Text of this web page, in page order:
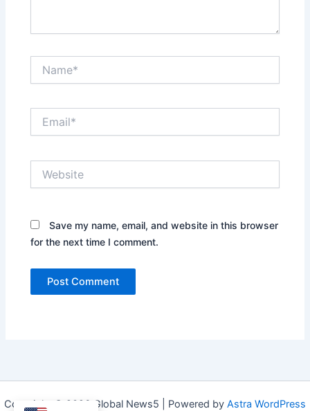
Save my name, email, and website in this browser
for the next time I comment.
Copyright © 2026 Global News5 | Powered by Astra WordPress